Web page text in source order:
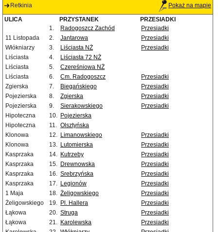
Retkinia Pokaż na mapie
ULICA PRZYSTANEK
PRZESIADKI
1.
Radogoszcz Zachód
Przesiadki
11 Listopada
2. Jantarowa
Przesiadki
Włókniarzy
3. Liściasta NŻ
Przesiadki
Liściasta
4.
Liściasta 72 NŻ
Liściasta
5.
Czereśniowa NŻ
Liściasta
6. Cm. Radogoszcz
Przesiadki
Zgierska
7. Biegańskiego
Przesiadki
Pojezierska
8. Zgierska
Przesiadki
Pojezierska
9. Sierakowskiego
Przesiadki
Hipoteczna
10. Pojezierska
Hipoteczna
11. Olsztyńska
Klonowa
12. Limanowskiego
Przesiadki
Klonowa
13. Lutomierska
Przesiadki
Kasprzaka
14. Kutrzeby
Przesiadki
Kasprzaka
15. Drewnowska
Przesiadki
Kasprzaka
16. Srebrzyńska
Przesiadki
Kasprzaka
17. Legionów
Przesiadki
1 Maja
18. Żeligowskiego
Przesiadki
Żeligowskiego
19. Pl. Hallera
Przesiadki
Łąkowa
20. Struga
Przesiadki
Łąkowa
21. Karolewska
Przesiadki